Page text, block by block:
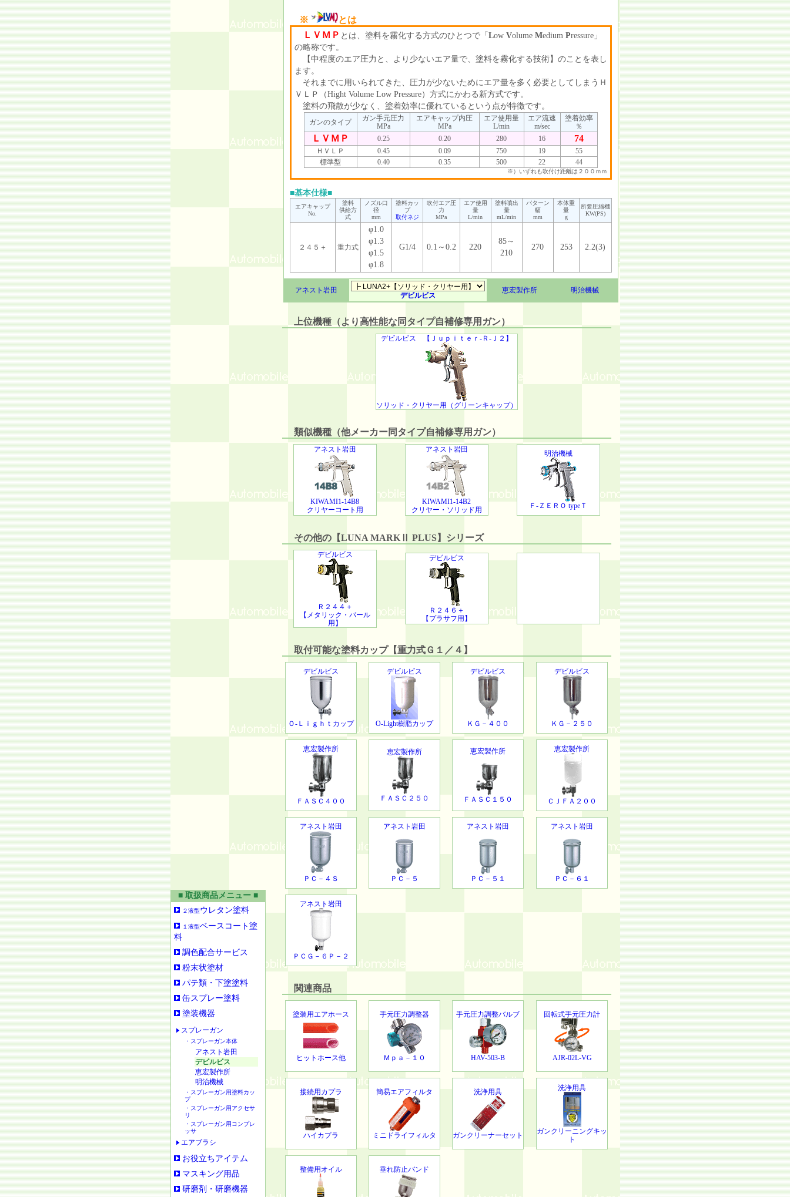
※
とは
ＬＶＭＰ とは、塗料を霧化する方式のひとつで「 Low Volume Medium Pressure」
の略称です。
【中程度のエア圧力と、より少ないエア量で、塗料を霧化する技術】のことを表し
ます。
それまでに用いられてきた、圧力が少ないためにエア量を多く必要としてしまうＨ
ＶＬＰ（Hight Volume Low Pressure）方式にかわる新方式です。
塗料の飛散が少なく、塗着効率に優れているという点が特徴です。
ガンのタイプ
ガン手元圧力
MPa
エアキャップ内圧
MPa
エア使用量
L/min
エア流速
m/sec
塗着効率
％
ＬＶＭＰ 0.25 0.20 280 16 74
ＨＶＬＰ 0.45 0.09 750 19
55
標準型
0.40 0.35 500 22 44
※）いずれも吹付け距離は２００ｍｍ
■基本仕様■
エアキャップ
No.
塗料
供給方
式
ノズル口
径
mm
塗料カッ
プ
取付ネジ
吹付エア圧
力
MPa
エア使用
量
L/min
塗料噴出
量
mL/min
パターン
幅
mm
本体重
量
g
所要圧縮機
KW(PS)
２４５＋ 重力式
φ1.0
φ1.3
φ1.5
φ1.8
G1/4 0.1～0.2 220
85～
210
270 253 2.2(3)
アネスト岩田
デビルビス
恵宏製作所 明治機械
上位機種（より高性能な同タイプ自補修専用ガン）
デビルビス 【Ｊｕｐｉｔｅｒ-Ｒ-Ｊ２】
ソリッド・クリヤー用（グリーンキャップ）
類似機種（他メーカー同タイプ自補修専用ガン）
アネスト岩田
KIWAMI1-14B8
クリヤーコート用
アネスト岩田
KIWAMI1-14B2
クリヤー・ソリッド用
明治機械
Ｆ-ＺＥＲＯ typeＴ
その他の【LUNA MARKⅡ PLUS】シリーズ
デビルビス
Ｒ２４４＋
【メタリック・パール
用】
デビルビス
Ｒ２４６＋
【プラサフ用】
取付可能な塗料カップ【重力式Ｇ１／４】
デビルビス
Ｏ-Ｌｉｇｈｔカップ
デビルビス
O-Light樹脂カップ
デビルビス
ＫＧ－４００
デビルビス
ＫＧ－２５０
恵宏製作所
ＦＡＳＣ４００
恵宏製作所
ＦＡＳＣ２５０
恵宏製作所
ＦＡＳＣ１５０
恵宏製作所
ＣＪＦＡ２００
アネスト岩田
ＰＣ－４Ｓ
アネスト岩田
ＰＣ－５
アネスト岩田
ＰＣ－５１
アネスト岩田
ＰＣ－６１
アネスト岩田
ＰＣＧ－６Ｐ－２
関連商品
塗装用エアホース
ヒットホース他
手元圧力調整器
Ｍｐａ－１０
手元圧力調整バルブ
HAV-503-B
回転式手元圧力計
AJR-02L-VG
接続用カプラ
ハイカプラ
簡易エアフィルタ
ミニドライフィルタ
洗浄用具
ガンクリーナーセット
洗浄用具
ガンクリーニングキッ
ト
整備用オイル 垂れ防止バンド
■ 取扱商品メニュー ■
２液型ウレタン塗料
１液型ベースコート塗
料
調色配合サービス
粉末状塗材
パテ類・下塗塗料
缶スプレー塗料
塗装機器
スプレーガン
・スプレーガン本体
アネスト岩田
デビルビス
恵宏製作所
明治機械
・スプレーガン用塗料カッ
プ
・スプレーガン用アクセサ
リ
・スプレーガン用コンプレ
ッサ
エアブラシ
お役立ちアイテム
マスキング用品
研磨剤・研磨機器